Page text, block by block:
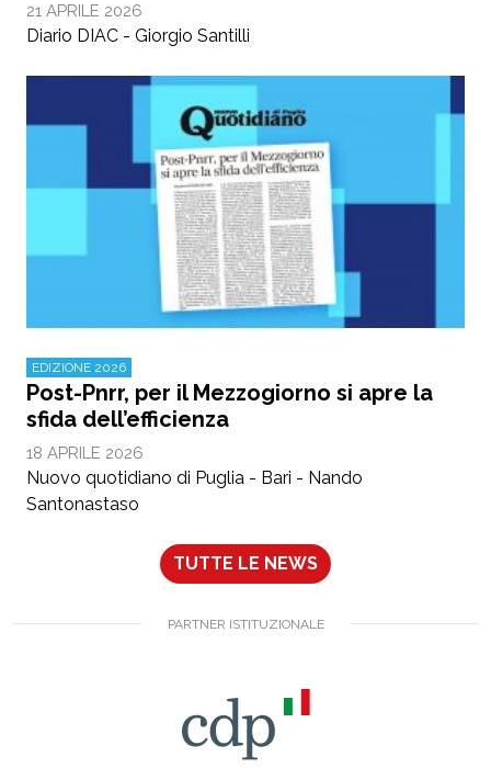
21 APRILE 2026
Diario DIAC - Giorgio Santilli
EDIZIONE 2026
Post-Pnrr, per il Mezzogiorno si apre la
sfida dell’efficienza
18 APRILE 2026
Nuovo quotidiano di Puglia - Bari - Nando
Santonastaso
TUTTE LE NEWS
PARTNER ISTITUZIONALE